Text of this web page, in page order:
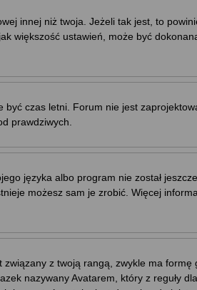
innej niż twoja. Jeżeli tak jest, to
większość ustawień, może być
czas letni. Forum nie jest
prawdziwych.
języka albo program nie został
możesz sam je zrobić. Więcej
z twoją rangą, zwykle ma
nazywany Avatarem, który z reguły